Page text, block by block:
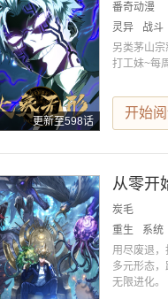
更新至598话
番奇动漫
灵异
战斗
另类茅山
打工妹~每
开始
从零开
炭毛
重生
系统
用尽废退，
多元形态，
无限进化。